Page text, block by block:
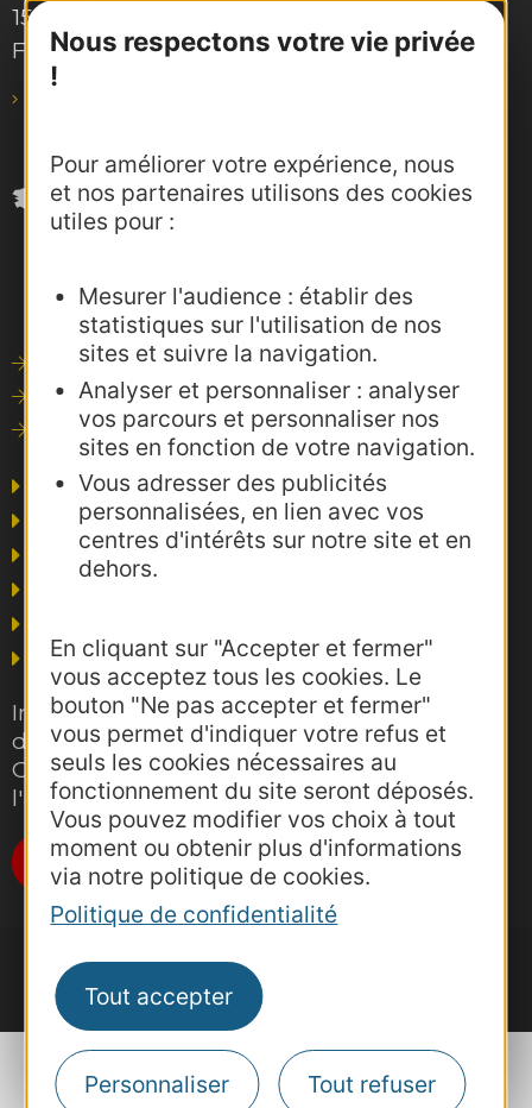
Nous respectons votre vie privée
!
Pour améliorer votre expérience, nous
et nos partenaires utilisons des cookies
utiles pour :
Mesurer l'audience : établir des
statistiques sur l'utilisation de nos
sites et suivre la navigation.
Analyser et personnaliser : analyser
vos parcours et personnaliser nos
sites en fonction de votre navigation.
Vous adresser des publicités
personnalisées, en lien avec vos
centres d'intérêts sur notre site et en
dehors.
En cliquant sur "Accepter et fermer"
vous acceptez tous les cookies. Le
bouton "Ne pas accepter et fermer"
vous permet d'indiquer votre refus et
seuls les cookies nécessaires au
fonctionnement du site seront déposés.
Vous pouvez modifier vos choix à tout
moment ou obtenir plus d'informations
via notre politique de cookies.
Politique de confidentialité
Tout accepter
Personnaliser Tout refuser
15, rue Rivals – CS 78543
F-31685 Toulouse Cedex 6
Outils de communication
Photothèque
Consultations
Agence AD'OCC
Presse et influence
Voyagistes
Grand public
Inscrivez-vous gratuitement à la lettre
d'information pro de la destination
Occitanie pour suivre nos actions et
l'actualité du tourisme dans la région
Je m'abonne